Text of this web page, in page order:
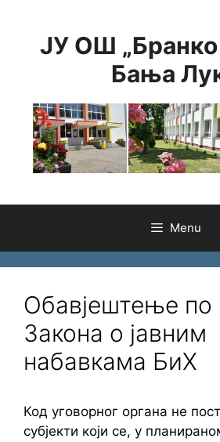
contentЈУ ОШ
Бања
Menu
Обавјештење по
Закона о јавним
набавкама БиХ
Код уговорног органа не
субјекти који се, у